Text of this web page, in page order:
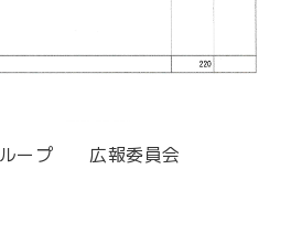
ループ 広報委員会